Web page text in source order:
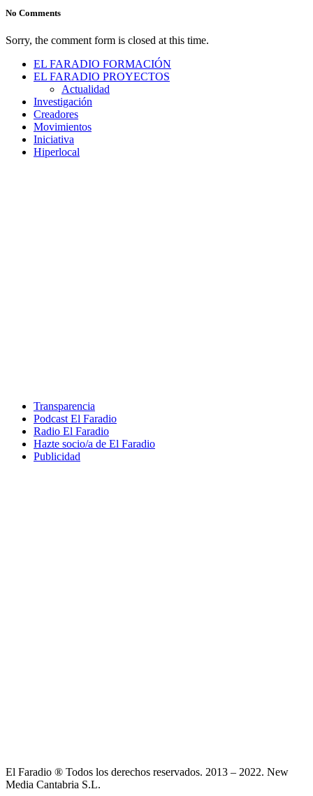
No Comments
Sorry, the comment form is closed at this time.
EL FARADIO FORMACIÓN
EL FARADIO PROYECTOS
Actualidad
Investigación
Creadores
Movimientos
Iniciativa
Hiperlocal
Transparencia
Podcast El Faradio
Radio El Faradio
Hazte socio/a de El Faradio
Publicidad
El Faradio ® Todos los derechos reservados. 2013 – 2022. New
Media Cantabria S.L.